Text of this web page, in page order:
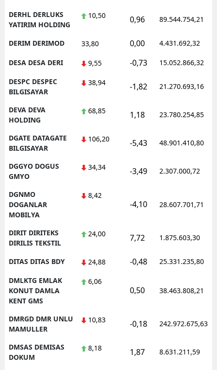
DERHL DERLUKS
YATIRIM HOLDING
10,50 0,96 89.544.754,21
DERIM DERIMOD 33,80 0,00 4.431.692,32
DESA DESA DERI 9,55 -0,73 15.052.866,32
DESPC DESPEC
BILGISAYAR
38,94 -1,82 21.270.693,16
DEVA DEVA
HOLDING
68,85 1,18 23.780.254,85
DGATE DATAGATE
BILGISAYAR
106,20 -5,43 48.901.410,80
DGGYO DOGUS
GMYO
34,34 -3,49 2.307.000,72
DGNMO
DOGANLAR
MOBILYA
8,42
-4,10 28.607.701,71
DIRIT DIRITEKS
DIRILIS TEKSTIL
24,00 7,72 1.875.603,30
DITAS DITAS BDY 24,88 -0,48 25.331.235,80
DMLKTG EMLAK
KONUT DAMLA
KENT GMS
6,06
0,50 38.463.808,21
DMRGD DMR UNLU
MAMULLER
10,83 -0,18 242.972.675,63
DMSAS DEMISAS
DOKUM
8,18 1,87 8.631.211,59